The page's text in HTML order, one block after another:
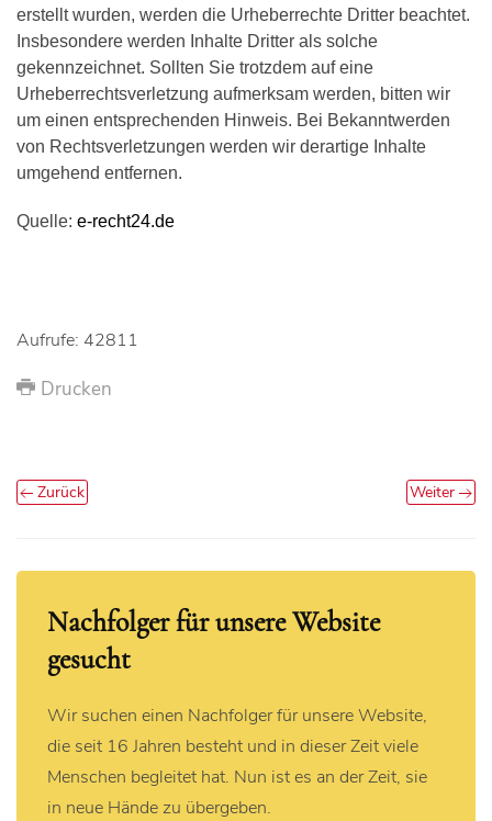
erstellt wurden, werden die Urheberrechte Dritter beachtet.
Insbesondere werden Inhalte Dritter als solche
gekennzeichnet. Sollten Sie trotzdem auf eine
Urheberrechtsverletzung aufmerksam werden, bitten wir
um einen entsprechenden Hinweis. Bei Bekanntwerden
von Rechtsverletzungen werden wir derartige Inhalte
umgehend entfernen.
Quelle: e-recht24.de
Aufrufe: 42811
Drucken
Zurück Weiter
Nachfolger für unsere Website
gesucht
Wir suchen einen Nachfolger für unsere Website,
die seit 16 Jahren besteht und in dieser Zeit viele
Menschen begleitet hat. Nun ist es an der Zeit, sie
in neue Hände zu übergeben.